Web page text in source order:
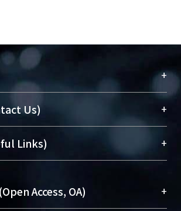
+
尖大學之列，為永久珍藏及向國際
研究成果及學術能量，圖書館整合
）與學術庫（AH）不同功能平
術典藏NTU scholars。期能整合研
Us) +
Library)
館員(Medical Library)
Links) +
Access, OA) +